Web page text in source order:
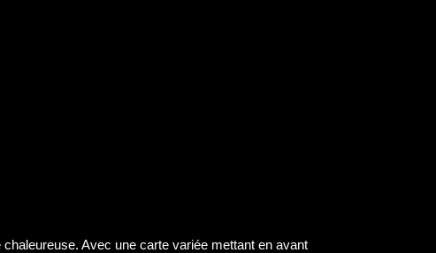
Avec une carte variée mettant en avant